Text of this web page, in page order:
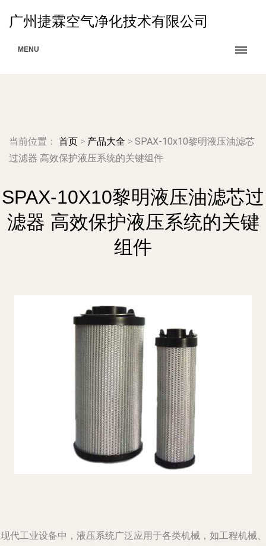
广州捷霖空气净化技术有限公司
MENU
当前位置： 首页 > 产品大全 > SPAX-10x10黎明液压油滤芯
过滤器 高效保护液压系统的关键组件
SPAX-10X10黎明液压油滤芯过
滤器 高效保护液压系统的关键
组件
代工业设备中，液压系统广泛应用于各类机械，如工程机械、